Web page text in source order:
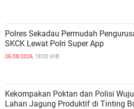
Polres Sekadau Permudah
SKCK Lewat Polri Super App
06/08/2026, 18:03 WIB
Kekompakan Poktan dan Polisi
Lahan Jagung Produktif di Tinting